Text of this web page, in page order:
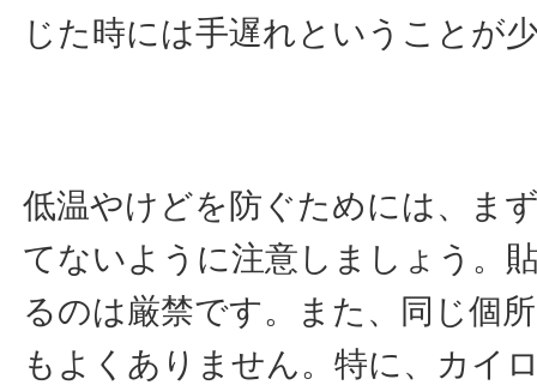
じた時には手遅れということが
低温やけどを防ぐためには、ま
てないように注意しましょう。
るのは厳禁です。また、同じ個
もよくありません。特に、カイ